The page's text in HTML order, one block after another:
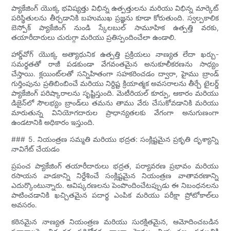
ప్యాకేజింగ్ యొక్క భవిష్యత్తు విభిన్న ఉత్పత్తులను మరియు విభిన్న మార్కెట్
పరిస్థితులను తీర్చడానికి బహుముఖ ప్రజ్ఞను కూడా కోరుతుంది. స్వల్పకాలిక
బెస్పోక్ ప్యాకేజింగ్ నుండి స్కేలబుల్ సామూహిక ఉత్పత్తి వరకు,
తయారీదారులు చురుగ్గా మరియు ప్రతిస్పందించేలా ఉండాలి.
హార్డ్‌వోగ్ యొక్క అత్యాధునిక ఉత్పత్తి ప్రక్రియలు నాణ్యత లేదా ఖర్చు-
సమర్థతతో రాజీ పడకుండా వేగవంతమైన అనుకూలీకరణను సాధ్యం
చేస్తాయి. క్లయింట్‌లతో సన్నిహితంగా సహకరించడం ద్వారా, హైము బ్రాండ్
గుర్తింపును ప్రతిబింబించే మరియు నిర్దిష్ట క్రియాత్మక అవసరాలను తీర్చే టైలర్డ్
ప్యాకేజింగ్ పరిష్కారాలను సృష్టిస్తుంది. మెటీరియల్ కూర్పు, ఆకారం మరియు
డిజైన్‌లో సౌలభ్యం బ్రాండ్‌లు తమను తాము వేరు చేసుకోవడానికి మరియు
మారుతున్న వినియోగదారుల ప్రాధాన్యతలకు వేగంగా అనుగుణంగా
ఉండటానికి అధికారం ఇస్తుంది.
### 5. నియంత్రణ సమ్మతి మరియు భద్రత: సంక్లిష్టమైన ప్రకృతి దృశ్యాన్ని
నావిగేట్ చేయడం
ప్రపంచ ప్యాకేజింగ్ తయారీదారులు భద్రత, పర్యావరణ ప్రభావం మరియు
రసాయన వాడకాన్ని నిర్దేశించే సంక్లిష్టమైన నియంత్రణ వాతావరణాన్ని
ఎదుర్కొంటున్నారు. ఆవిష్కరణలను పెంపొందించేటప్పుడు ఈ నిబంధనలను
పాటించడానికి ఖచ్చితమైన పదార్థ ఎంపిక మరియు పరీక్షా ప్రోటోకాల్‌లు
అవసరం.
కఠినమైన నాణ్యత నియంత్రణ మరియు సురక్షితమైన, ఆమోదించబడిన